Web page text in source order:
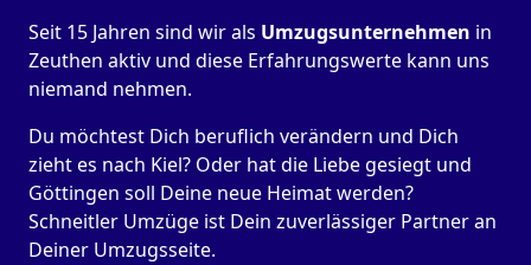
Seit 15 Jahren sind wir als Umzugsunternehmen in
Zeuthen aktiv und diese Erfahrungswerte kann uns
niemand nehmen.
Du möchtest Dich beruflich verändern und Dich
zieht es nach Kiel? Oder hat die Liebe gesiegt und
Göttingen soll Deine neue Heimat werden?
Schneitler Umzüge ist Dein zuverlässiger Partner an
Deiner Umzugsseite.